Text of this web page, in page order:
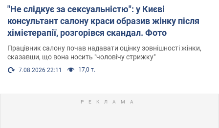
"Не слідкує за сексуальністю": у Києві
консультант салону краси образив жінку після
хімієтерапії, розгорівся скандал. Фото
Працівник салону почав надавати оцінку зовнішності жінки,
сказавши, що вона носить "чоловічу стрижку"
7.08.2026 22:11 17,0 т.